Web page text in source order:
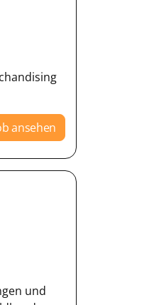
ansehen
und